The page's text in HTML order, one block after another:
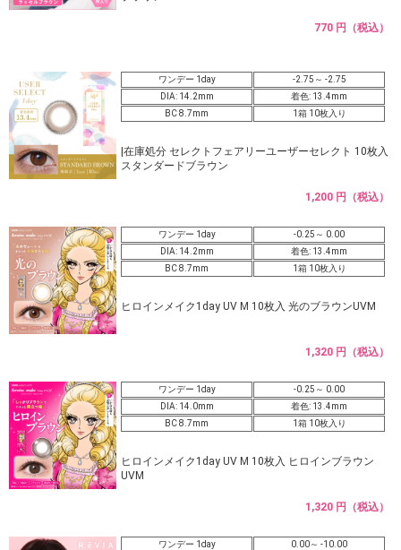
770 円（税込）
ワンデー 1day
-2.75～ -2.75
DIA: 14.2mm
着色: 13.4mm
BC 8.7mm
1箱 10枚入り
|在庫処分 セレクトフェアリーユーザーセレクト 10枚入
スタンダードブラウン
1,200 円（税込）
ワンデー 1day
-0.25～ 0.00
DIA: 14.2mm
着色: 13.4mm
BC 8.7mm
1箱 10枚入り
ヒロインメイク1day UV M 10枚入 光のブラウンUVM
1,320 円（税込）
ワンデー 1day
-0.25～ 0.00
DIA: 14.0mm
着色: 13.4mm
BC 8.7mm
1箱 10枚入り
ヒロインメイク1day UV M 10枚入 ヒロインブラウン
UVM
1,320 円（税込）
ワンデー 1day
0.00～ -10.00